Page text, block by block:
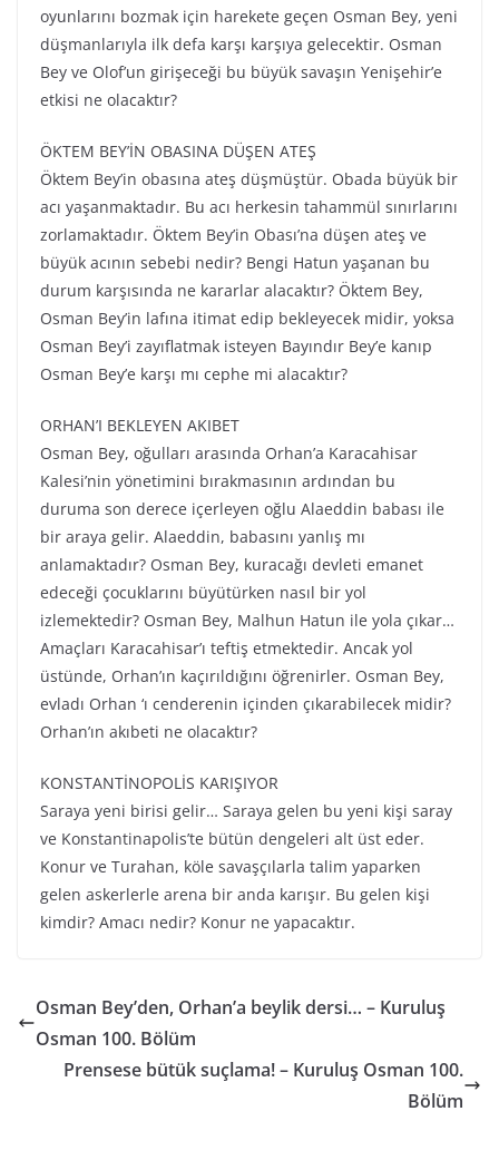
oyunlarını bozmak için harekete geçen Osman Bey, yeni
düşmanlarıyla ilk defa karşı karşıya gelecektir. Osman
Bey ve Olof’un girişeceği bu büyük savaşın Yenişehir’e
etkisi ne olacaktır?
ÖKTEM BEY’İN OBASINA DÜŞEN ATEŞ
Öktem Bey’in obasına ateş düşmüştür. Obada büyük bir
acı yaşanmaktadır. Bu acı herkesin tahammül sınırlarını
zorlamaktadır. Öktem Bey’in Obası’na düşen ateş ve
büyük acının sebebi nedir? Bengi Hatun yaşanan bu
durum karşısında ne kararlar alacaktır? Öktem Bey,
Osman Bey’in lafına itimat edip bekleyecek midir, yoksa
Osman Bey’i zayıflatmak isteyen Bayındır Bey’e kanıp
Osman Bey’e karşı mı cephe mi alacaktır?
ORHAN’I BEKLEYEN AKIBET
Osman Bey, oğulları arasında Orhan’a Karacahisar
Kalesi’nin yönetimini bırakmasının ardından bu
duruma son derece içerleyen oğlu Alaeddin babası ile
bir araya gelir. Alaeddin, babasını yanlış mı
anlamaktadır? Osman Bey, kuracağı devleti emanet
edeceği çocuklarını büyütürken nasıl bir yol
izlemektedir? Osman Bey, Malhun Hatun ile yola çıkar…
Amaçları Karacahisar’ı teftiş etmektedir. Ancak yol
üstünde, Orhan’ın kaçırıldığını öğrenirler. Osman Bey,
evladı Orhan ‘ı cenderenin içinden çıkarabilecek midir?
Orhan’ın akıbeti ne olacaktır?
KONSTANTİNOPOLİS KARIŞIYOR
Saraya yeni birisi gelir… Saraya gelen bu yeni kişi saray
ve Konstantinapolis’te bütün dengeleri alt üst eder.
Konur ve Turahan, köle savaşçılarla talim yaparken
gelen askerlerle arena bir anda karışır. Bu gelen kişi
kimdir? Amacı nedir? Konur ne yapacaktır.
Osman Bey’den, Orhan’a beylik dersi… – Kuruluş
Osman 100. Bölüm
Prensese bütük suçlama! – Kuruluş Osman 100.
Bölüm